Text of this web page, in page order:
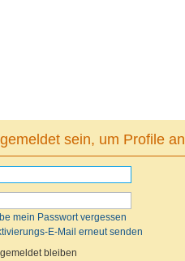
sein, um Profile
mein Passwort vergessen
E-Mail erneut senden
bleiben